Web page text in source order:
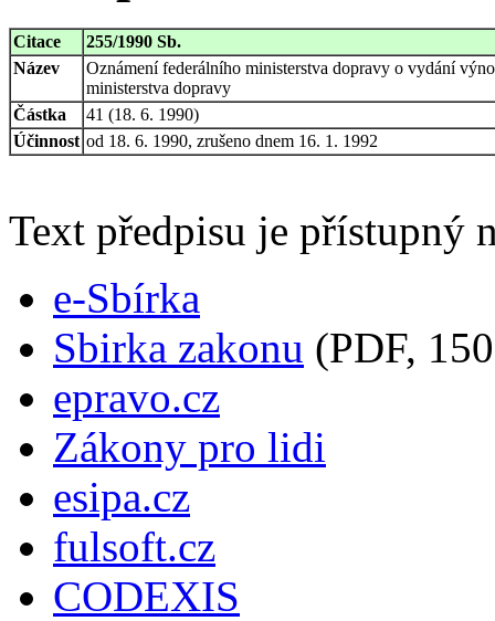
Citace
255/1990 Sb.
Název
Oznámení federálního ministerstva dopravy o vydání
ministerstva dopravy
Částka
41 (18. 6. 1990)
Účinnost od 18. 6. 1990, zrušeno dnem 16. 1. 1992
Text předpisu je přístupný
e-Sbírka
Sbirka zakonu (PDF,
epravo.cz
Zákony pro lidi
esipa.cz
fulsoft.cz
CODEXIS